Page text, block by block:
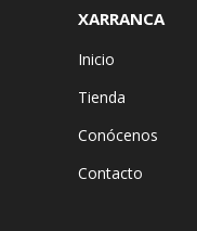
XARRANCA
Inicio
Tienda
Conócenos
Contacto